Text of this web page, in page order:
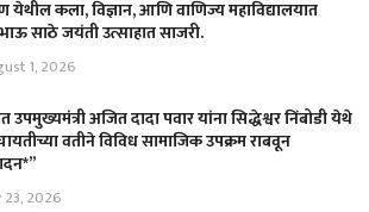
येथील कला, विज्ञान, आणि वाणिज्य महाविद्यालयात
साठे जयंती उत्साहात साजरी.
1, 2026
उपमुख्यमंत्री अजित दादा पवार यांना सिद्धेश्वर निंबोडी येथे
वतीने विविध सामाजिक उपक्रम राबवून
2026